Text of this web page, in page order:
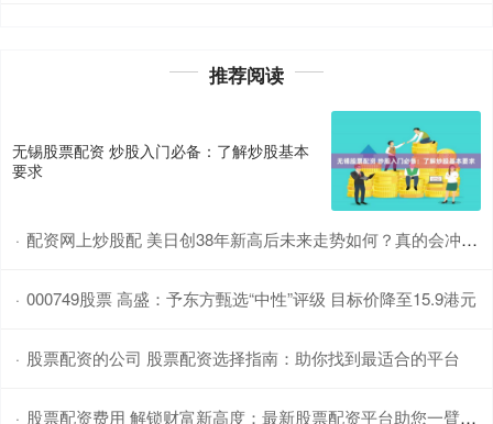
推荐阅读
无锡股票配资 炒股入门必备：了解炒股基本
要求
· 配资网上炒股配 美日创38年新高后未来走势如何？真的会冲上170吗？
· 000749股票 高盛：予东方甄选“中性”评级 目标价降至15.9港元
· 股票配资的公司 股票配资选择指南：助你找到最适合的平台
· 股票配资费用 解锁财富新高度：最新股票配资平台助您一臂之力